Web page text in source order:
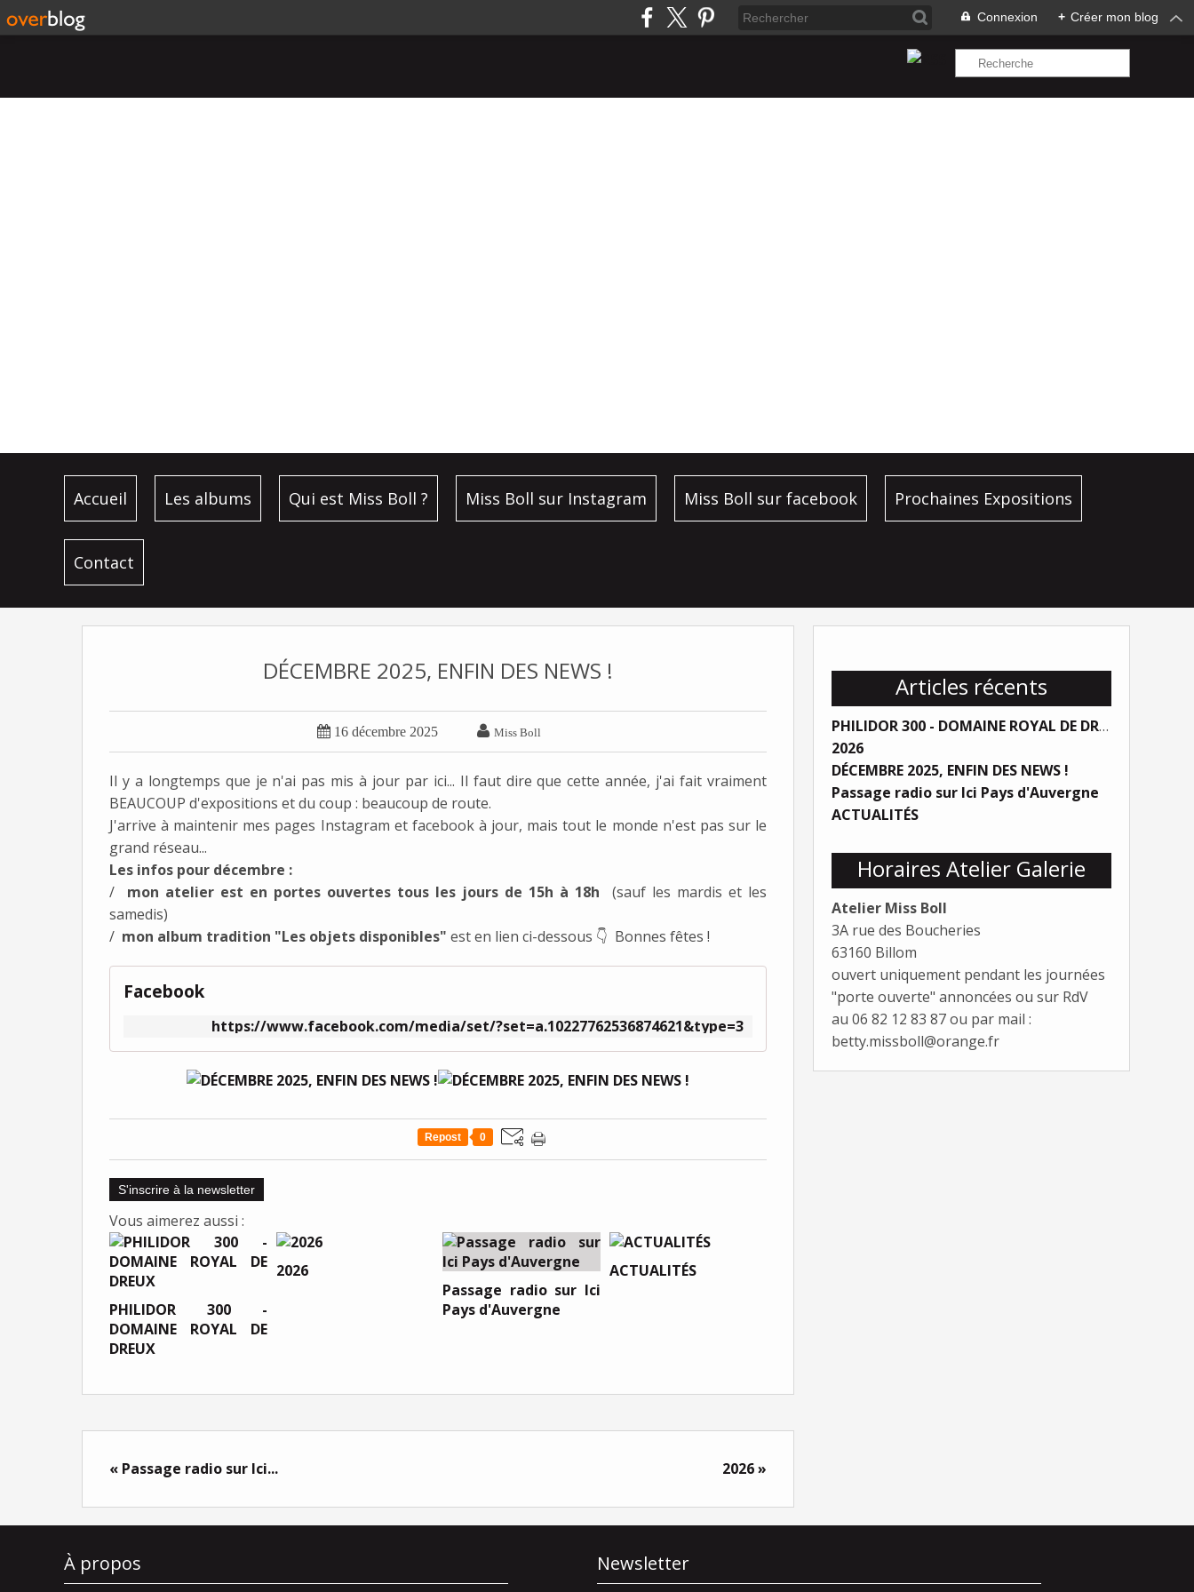
Connexion + Créer mon blog
Accueil Les albums Qui est Miss Boll ? Miss Boll sur Instagram Miss Boll sur facebook Prochaines Expositions
Contact
Articles récents
PHILIDOR 300 - DOMAINE ROYAL DE DREUX
2026
DÉCEMBRE 2025, ENFIN DES NEWS !
Passage radio sur Ici Pays d'Auvergne
ACTUALITÉS
Horaires Atelier Galerie
Atelier Miss Boll
3A rue des Boucheries
63160 Billom
ouvert uniquement pendant les journées
"porte ouverte" annoncées ou sur RdV
au 06 82 12 83 87 ou par mail :
betty.missboll@orange.fr
DÉCEMBRE 2025, ENFIN DES NEWS !
 16 décembre 2025  Miss Boll
Il y a longtemps que je n'ai pas mis à jour par ici... Il faut dire que cette année, j'ai fait vraiment
BEAUCOUP d'expositions et du coup : beaucoup de route.
J'arrive à maintenir mes pages Instagram et facebook à jour, mais tout le monde n'est pas sur le
grand réseau...
Les infos pour décembre :
/ mon atelier est en portes ouvertes tous les jours de 15h à 18h (sauf les mardis et les
samedis)
/ mon album tradition "Les objets disponibles" est en lien ci-dessous 👇 Bonnes fêtes !
Facebook
https://www.facebook.com/media/set/?set=a.10227762536874621&type=3
Repost 0
S'inscrire à la newsletter
Vous aimerez aussi :
PHILIDOR 300 -
DOMAINE ROYAL DE
DREUX
2026
Passage radio sur Ici
Pays d'Auvergne
ACTUALITÉS
« Passage radio sur Ici... 2026 »
À propos Newsletter